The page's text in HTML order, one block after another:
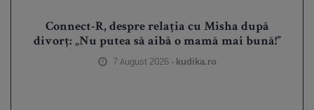
Connect-R, despre relația cu Misha după
divorț: „Nu putea să aibă o mamă mai bună!”
7 August 2026 - kudika.ro